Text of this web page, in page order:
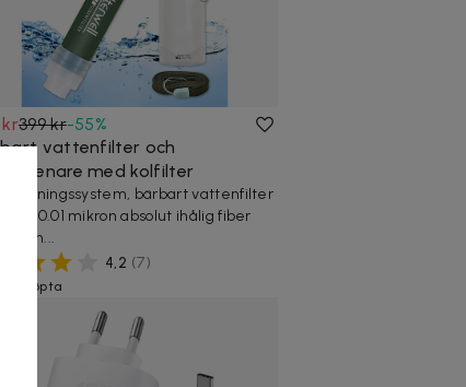
kr399 kr-55%
vattenfilter och
med kolfilter
bärbart vattenfilter
0.01 mikron absolut ihålig fiber
4,2 (7)
köpta